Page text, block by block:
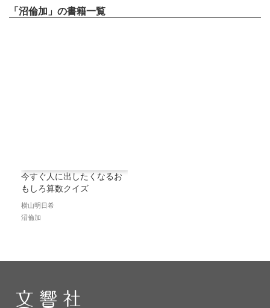
「沼倫加」の書籍一覧
今すぐ人に出したくなるお
もしろ算数クイズ
横山明日希
沼倫加